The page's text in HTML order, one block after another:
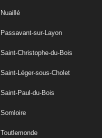
Nuaillé
Passavant-sur-Layon
Saint-Christophe-du-Bois
Saint-Léger-sous-Cholet
Saint-Paul-du-Bois
Somloire
Toutlemonde